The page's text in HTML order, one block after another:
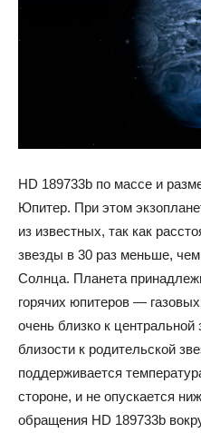
HD 189733b по массе и
Юпитер. При этом
из известных, так как
звезды в 30 раз меньше,
Солнца. Планета
горячих юпитеров —
очень близко к
близости к родительской
поддерживается
стороне, и не опускается
обращения HD 189733b